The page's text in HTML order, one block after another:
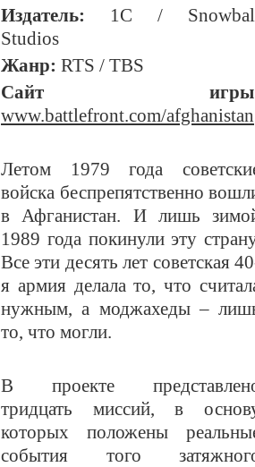
Издатель: 1C /
Studios
Жанр: RTS / TBS
Сайт
www.battlefront.com/afghanistan
Летом 1979 года
войска беспрепятственно
в Афганистан. И лишь
1989 года покинули эту
Все эти десять лет советская
я армия делала то, что
нужным, а моджахеды –
то, что могли.
В проекте
тридцать миссий, в
которых положены
события того